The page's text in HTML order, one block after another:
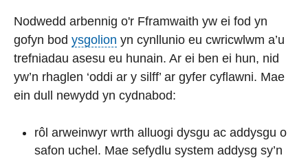
Nodwedd arbennig o'r Fframwaith yw ei fod yn
gofyn bod ysgolion yn cynllunio eu cwricwlwm a’u
trefniadau asesu eu hunain. Ar ei ben ei hun, nid
yw’n rhaglen ‘oddi ar y silff’ ar gyfer cyflawni. Mae
ein dull newydd yn cydnabod:
rôl arweinwyr wrth alluogi dysgu ac addysgu o
safon uchel. Mae sefydlu system addysg sy’n